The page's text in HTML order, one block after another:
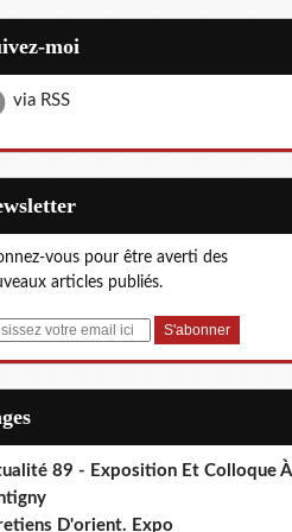
moi
via RSS
vous pour être averti des
articles publiés.
89 - Exposition Et Colloque À
D'orient. Expo